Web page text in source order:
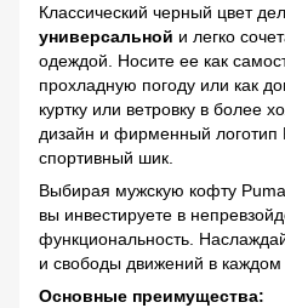
Классический черный цвет
универсальной и легко
одеждой. Носите ее как
прохладную погоду или как
куртку или ветровку в более
дизайн и фирменный логотип
спортивный шик.
Выбирая мужскую кофту
вы инвестируете в
функциональность.
и свободы движений в
Основные преимущества: